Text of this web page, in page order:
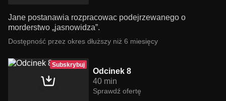
Jane postanawia rozpracowac podejrzewanego o
morderstwo „jasnowidza”.
Dostępność przez okres dłuższy niż 6 miesięcy
Subskrybuj
Odcinek 8
40 min
Sprawdź ofertę